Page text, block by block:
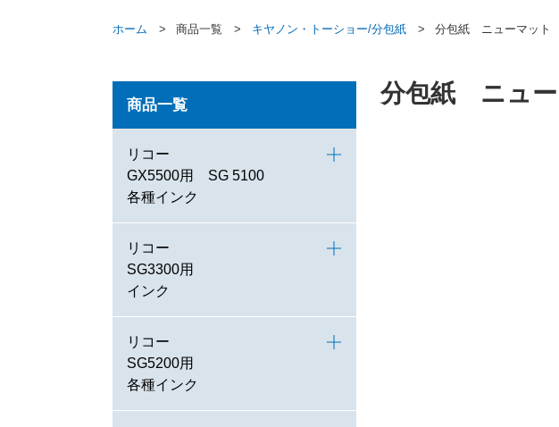
ホーム 商品一覧 キヤノン・トーショー/分包紙 分包紙 ニューマッ
分包紙 ニュ
商品一覧
リコー
GX5500用 SG 5100
各種インク
リコー
SG3300用
インク
リコー
SG5200用
各種インク